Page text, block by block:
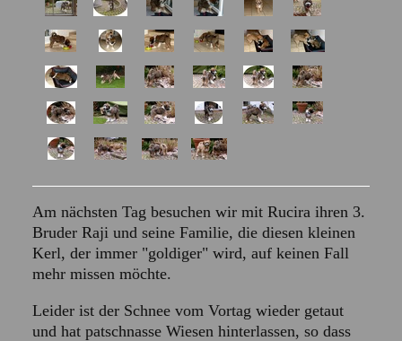
Am nächsten Tag besuchen wir mit Rucira ihren 3.
Bruder Raji und seine Familie, die diesen kleinen
Kerl, der immer "goldiger" wird, auf keinen Fall
mehr missen möchte.
Leider ist der Schnee vom Vortag wieder getaut
und hat patschnasse Wiesen hinterlassen, so dass